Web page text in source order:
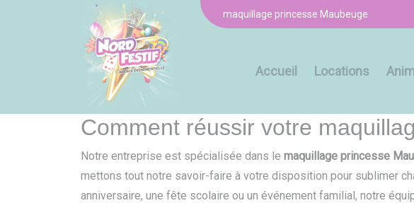
maquillage princesse Maubeuge
Accueil Locations
Comment réussir votre
Notre entreprise est spécialisée dans le maquillage princesse
mettons tout notre savoir-faire à votre disposition pour sublimer
anniversaire, une fête scolaire ou un événement familial, notre
Panneau de gestion des cookies